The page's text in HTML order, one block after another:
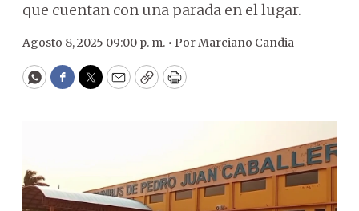
que cuentan con una parada en el lugar.
Agosto 8, 2025 09:00 p. m. • PorMarciano Candia
WhatsApp
Facebook
Twitter
EmailCopyPrint